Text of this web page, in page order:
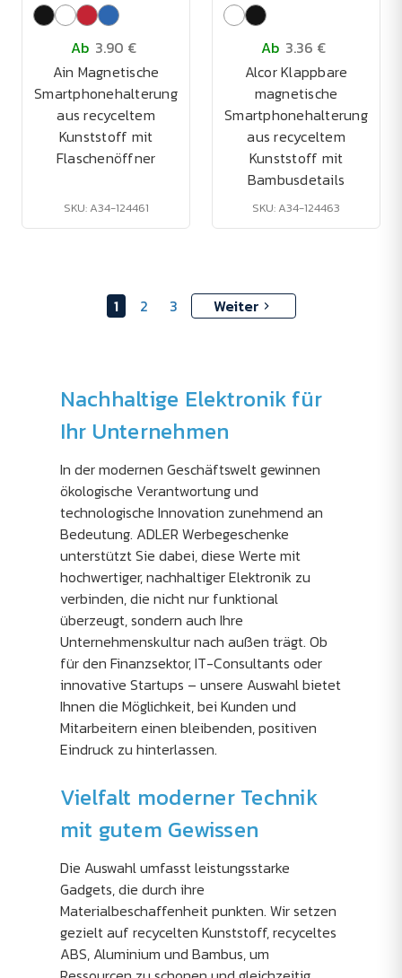
Ab 3.90 €
Ain Magnetische
Smartphonehalterung
aus recyceltem
Kunststoff mit
Flaschenöffner
SKU: A34-124461
Ab 3.36 €
Alcor Klappbare
magnetische
Smartphonehalterung
aus recyceltem
Kunststoff mit
Bambusdetails
SKU: A34-124463
1 2 3 Weiter
Nachhaltige Elektronik für
Ihr Unternehmen
In der modernen Geschäftswelt gewinnen
ökologische Verantwortung und
technologische Innovation zunehmend an
Bedeutung. ADLER Werbegeschenke
unterstützt Sie dabei, diese Werte mit
hochwertiger, nachhaltiger Elektronik zu
verbinden, die nicht nur funktional
überzeugt, sondern auch Ihre
Unternehmenskultur nach außen trägt. Ob
für den Finanzsektor, IT-Consultants oder
innovative Startups – unsere Auswahl bietet
Ihnen die Möglichkeit, bei Kunden und
Mitarbeitern einen bleibenden, positiven
Eindruck zu hinterlassen.
Vielfalt moderner Technik
mit gutem Gewissen
Die Auswahl umfasst leistungsstarke
Gadgets, die durch ihre
Materialbeschaffenheit punkten. Wir setzen
gezielt auf recycelten Kunststoff, recyceltes
ABS, Aluminium und Bambus, um